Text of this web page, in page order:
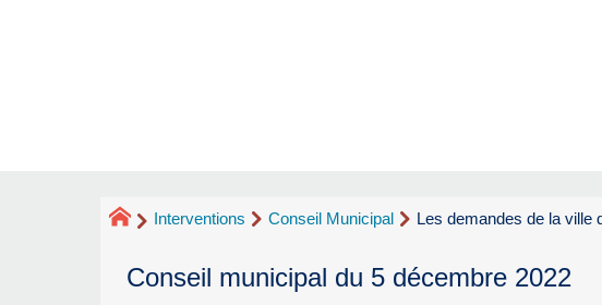
Interventions Conseil Municipal Les demandes de la ville
Conseil municipal du 5 décembre 2022